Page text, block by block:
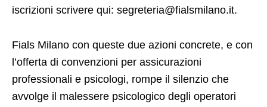
iscrizioni scrivere qui: segreteria@fialsmilano.it.
Fials Milano con queste due azioni concrete, e con
l’offerta di convenzioni per assicurazioni
professionali e psicologi, rompe il silenzio che
avvolge il malessere psicologico degli operatori